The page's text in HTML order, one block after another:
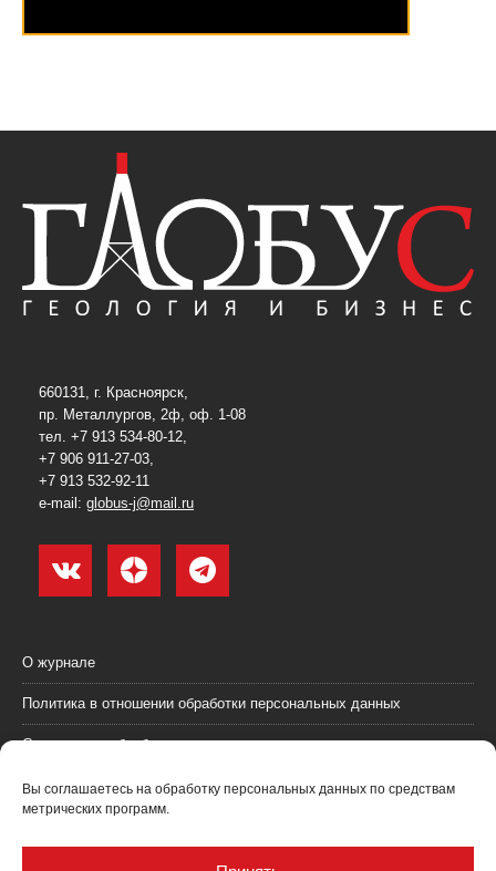
Вы соглашаетесь на обработку персональных данных по средствам
метрических программ.
660131, г. Красноярск,
пр. Металлургов, 2ф, оф. 1-08
тел. +7 913 534-80-12,
+7 906 911-27-03,
+7 913 532-92-11
e-mail: globus-j@mail.ru
О журнале
Политика в отношении обработки персональных данных
Согласие на обработку персональных данных
Пользовательское соглашение (оферта)